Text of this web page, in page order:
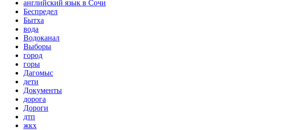
английский язык в Сочи
Беспредел
Бытха
вода
Водоканал
Выборы
город
горы
Дагомыс
дети
Документы
дорога
Дороги
дтп
жкх